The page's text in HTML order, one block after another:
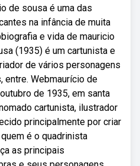
de sousa é uma das
na infância de muita
e vida de mauricio
(1935) é um cartunista e
de vários personagens
entre. Webmaurício de
de 1935, em santa
cartunista, ilustrador
principalmente por criar
é o quadrinista
as principais